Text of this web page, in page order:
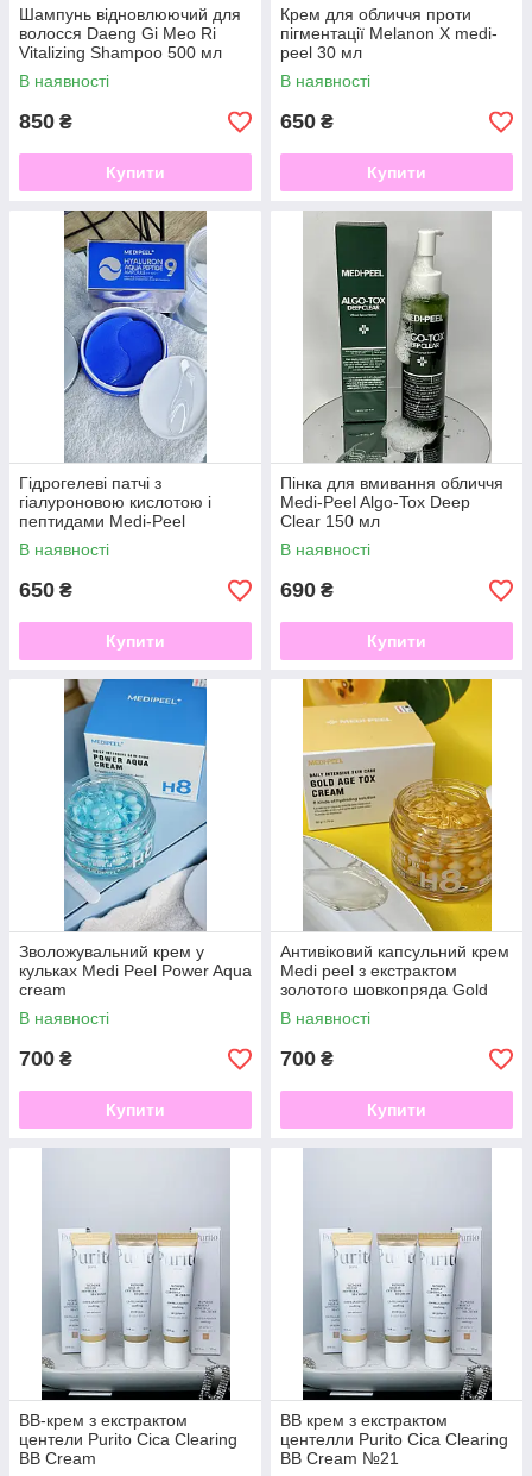
Шампунь відновлюючий для
волосся Daeng Gi Meo Ri
Vitalizing Shampoo 500 мл
В наявності
850 ₴
Купити
Крем для обличчя проти
пігментації Melanon X medi-
peel 30 мл
В наявності
650 ₴
Купити
Гідрогелеві патчі з
гіалуроновою кислотою і
пептидами Medi-Peel
Hyaluron Aqua Peptide 9
Ampoule Eye Patch
В наявності
650 ₴
Купити
Пінка для вмивання обличчя
Medi-Peel Algo-Tox Deep
Clear 150 мл
В наявності
690 ₴
Купити
Зволожувальний крем у
кульках Medi Peel Power Aqua
cream
В наявності
700 ₴
Купити
Антивіковий капсульний крем
Medi peel з екстрактом
золотого шовкопряда Gold
Age Tox Cream
В наявності
700 ₴
Купити
ВВ-крем з екстрактом
центели Purito Cica Clearing
BB Cream
ВВ крем з екстрактом
центелли Purito Cica Clearing
BB Cream №21